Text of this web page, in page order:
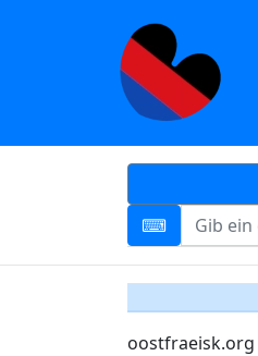
oostfraeisk.org